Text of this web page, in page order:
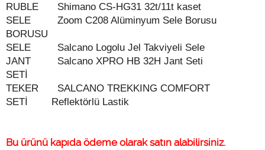
RUBLE
Shimano CS-HG31 32t/11t kaset
SELE
BORUSU
Zoom C208 Alüminyum Sele Borusu
SELE
Salcano Logolu Jel Takviyeli Sele
JANT
SETİ
Salcano XPRO HB 32H Jant Seti
TEKER
SETİ
SALCANO TREKKING COMFORT
Reflektörlü Lastik
Bu ürünü kapıda ödeme olarak satın alabilirsiniz.